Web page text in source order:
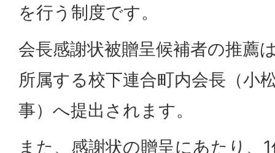
を行う制度です。
会長感謝状被贈呈候補者の推薦
所属する校下連合町内会長（小
事）へ提出されます。
また、感謝状の贈呈にあたり、